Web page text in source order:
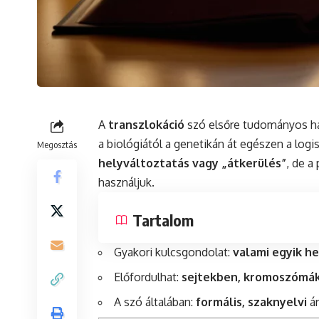
Megosztás
A transzlokáció szó elsőre tudományos
a biológiától a genetikán át egészen a
helyváltoztatás vagy „átkerülés”, de
használjuk.
Tartalom
Gyakori kulcsgondolat: valami egyik
Előfordulhat: sejtekben,
A szó általában: formális, szaknyelvi